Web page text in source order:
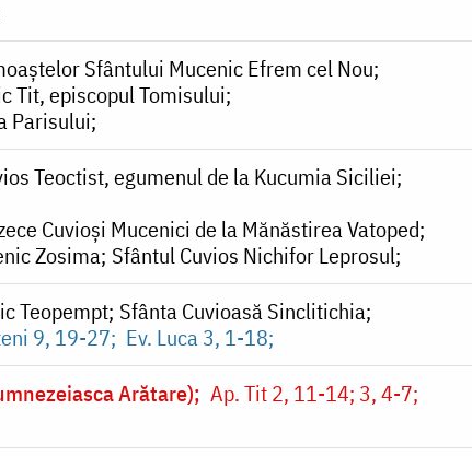
Sfântului Mucenic Efrem cel Nou
Tit, episcopul Tomisului
Parisului
Teoctist, egumenul de la Kucumia Siciliei
Cuvioși Mucenici de la Mănăstirea Vatoped
Zosima Sfântul Cuvios Nichifor Leprosul
Teopempt Sfânta Cuvioasă Sinclitichia
9, 19-27 Ev. Luca 3, 1-18
Arătare)
Ap. Tit 2, 11-14; 3, 4-7